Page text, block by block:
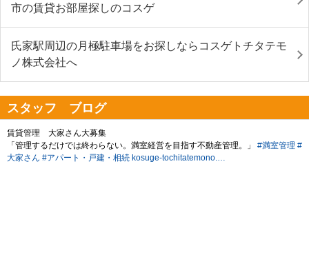
市の賃貸お部屋探しのコスゲ
氏家駅周辺の月極駐車場をお探しならコスゲトチタテモ
ノ株式会社へ
スタッフ ブログ